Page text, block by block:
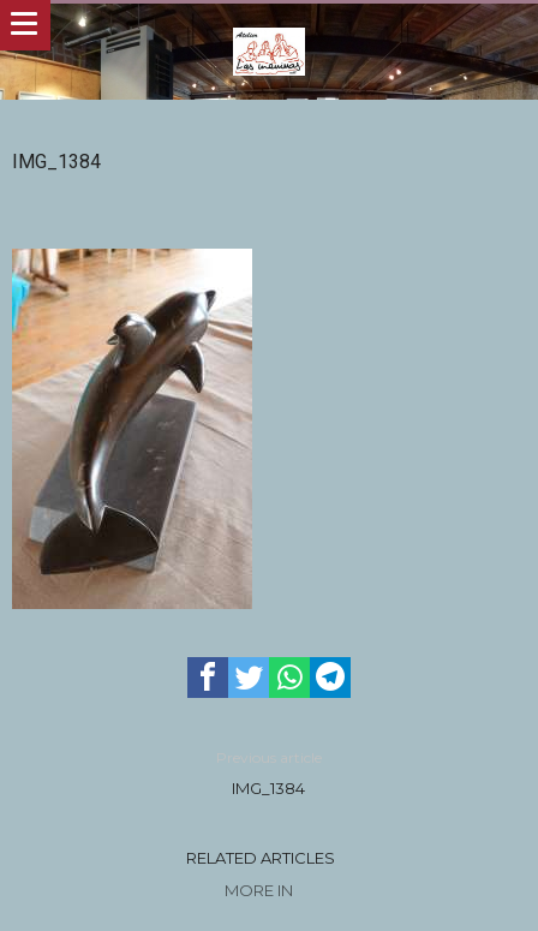
IMG_1384
Previous article
IMG_1384
RELATED ARTICLES
MORE IN